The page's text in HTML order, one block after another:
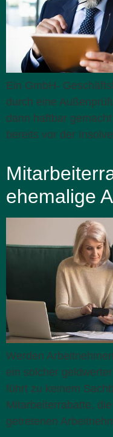
Ein GmbH-
durch eine
dann haftbar
bereits vor der
ehemalige
Werden
ein solcher
führt zu keinem
Mitarbeiterrabatte,
getretenen